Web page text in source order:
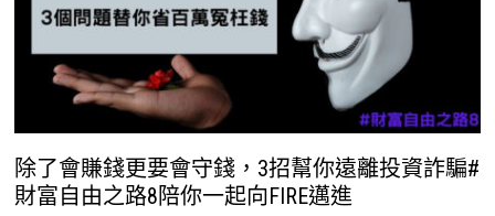
除了會賺錢更要會守錢，3招幫你遠離投資詐騙#
財富自由之路8陪你一起向FIRE邁進